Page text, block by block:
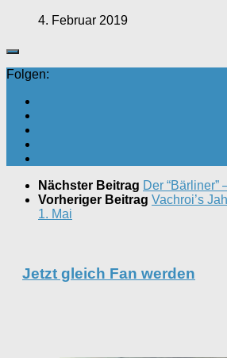
4. Februar 2019
Folgen:
Nächster Beitrag Der “Bärliner”
Vorheriger Beitrag Vachroi’s
1. Mai
Jetzt gleich Fan werden